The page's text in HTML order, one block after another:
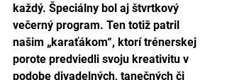
každý. Špeciálny bol aj štvrtkový
večerný program. Ten totiž patril
našim „karaťákom“, ktorí trénerskej
porote predviedli svoju kreativitu v
podobe divadelných, tanečných či